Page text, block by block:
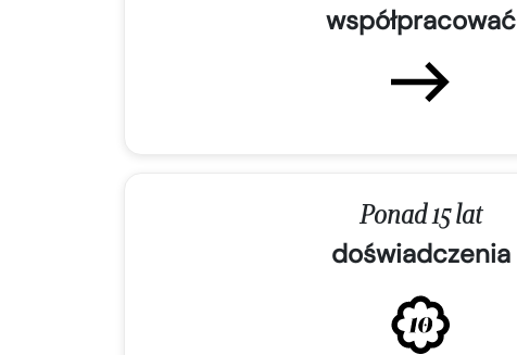
współpracować
Ponad 15 lat
doświadczenia